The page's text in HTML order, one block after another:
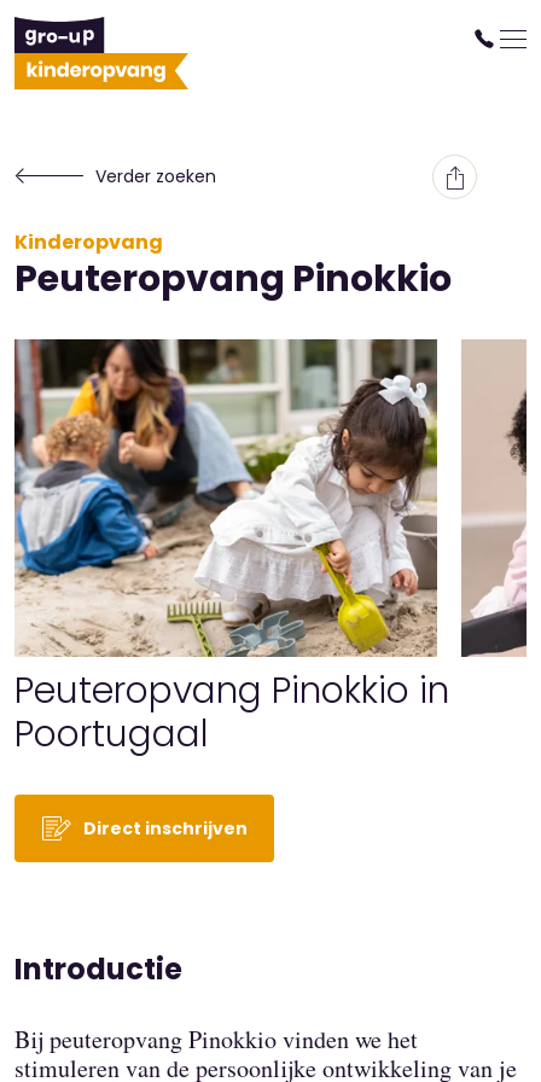
Verder zoeken
Kinderopvang
Peuteropvang Pinokkio
Peuteropvang Pinokkio in
Poortugaal
Direct inschrijven
Introductie
Bij peuteropvang Pinokkio vinden we het
stimuleren van de persoonlijke ontwikkeling van je